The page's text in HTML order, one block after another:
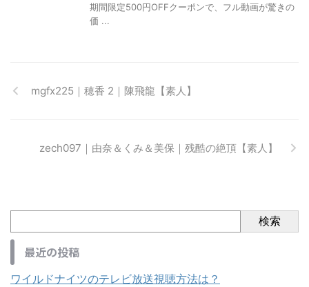
期間限定500円OFFクーポンで、フル動画が驚きの
価 ...
mgfx225｜穂香 2｜陳飛龍【素人】
zech097｜由奈＆くみ＆美保｜残酷の絶頂【素人】
検索
最近の投稿
ワイルドナイツのテレビ放送視聴方法は？